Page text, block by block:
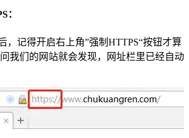
：
，记得开启右上角”强制HTTPS“按钮才算
我们的网站就会发现，网址栏里已经自动